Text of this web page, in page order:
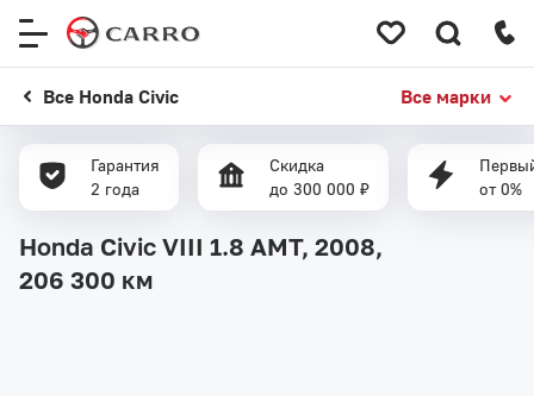
Все Honda Civic Все марки
Гарантия
2 года
Скидка
до 300 000 ₽
от 0%
Honda Civic VIII 1.8 AMT, 2008,
206 300 км